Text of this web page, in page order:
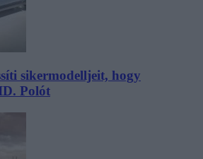
sikermodelljeit, hogy
Polót